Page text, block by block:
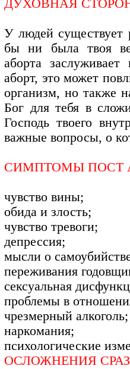
ДУХОВНАЯ
У людей существует
бы ни была твоя
аборта
аборт, это может
организм, но также
Бог для тебя в
Господь твоего
важные вопросы, о
СИМПТОМЫ ПОСТ
чувство вины;
обида и злость;
чувство тревоги;
депрессия;
мысли о
переживания
сексуальная
проблемы в
чрезмерный
наркомания;
психологические
ОСЛОЖНЕНИЯ